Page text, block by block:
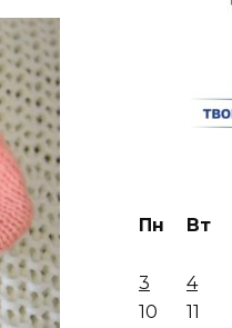
Пн Вт
3
4
10
11